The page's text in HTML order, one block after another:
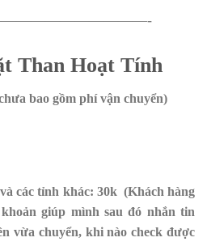
Than Hoạt Tính
bao gồm phí vận chuyển)
các tỉnh khác: 30k (Khách hàng
giúp mình sau đó nhắn tin
vừa chuyển, khi nào check được